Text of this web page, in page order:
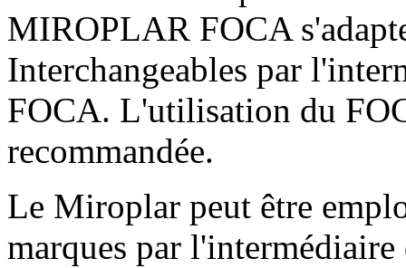
MIROPLAR FOCA
Interchangeables par
FOCA. L'utilisation du
recommandée.
Le Miroplar peut être
marques par l'intermédiaire